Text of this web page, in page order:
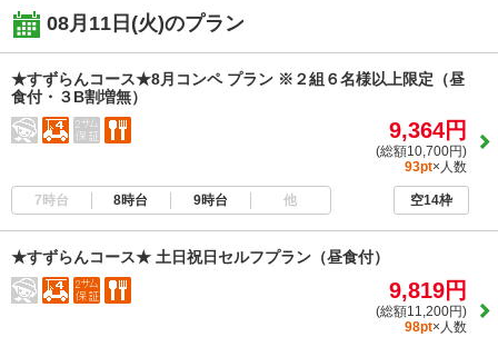
08月11日(火)のプラン
★すずらんコース★8月コンペ プラン ※２組６名様以上限定（昼
食付・３B割増無）
9,364円
(総額10,700円)
93pt×人数
7時台 8時台 9時台 他 空14枠
★すずらんコース★ 土日祝日セルフプラン（昼食付）
9,819円
(総額11,200円)
98pt×人数